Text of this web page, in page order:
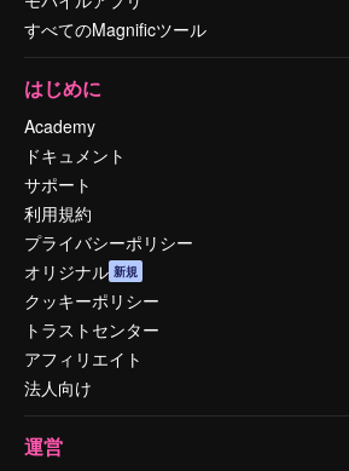
すべてのMagnificツール
はじめに
Academy
ドキュメント
サポート
利用規約
プライバシーポリシー
オリジナル 新規
クッキーポリシー
トラストセンター
アフィリエイト
法人向け
運営